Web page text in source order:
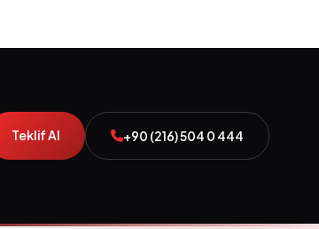
Teklif Al +90 (216) 504 0 444